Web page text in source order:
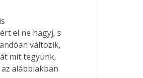
el ne hagyj, s
változik,
mit tegyünk,
alábbiakban